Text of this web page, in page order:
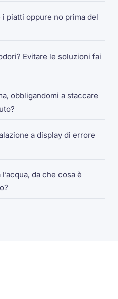
piatti oppure no prima del
Evitare le soluzioni fai
obbligandomi a staccare
a display di errore
da che cosa è